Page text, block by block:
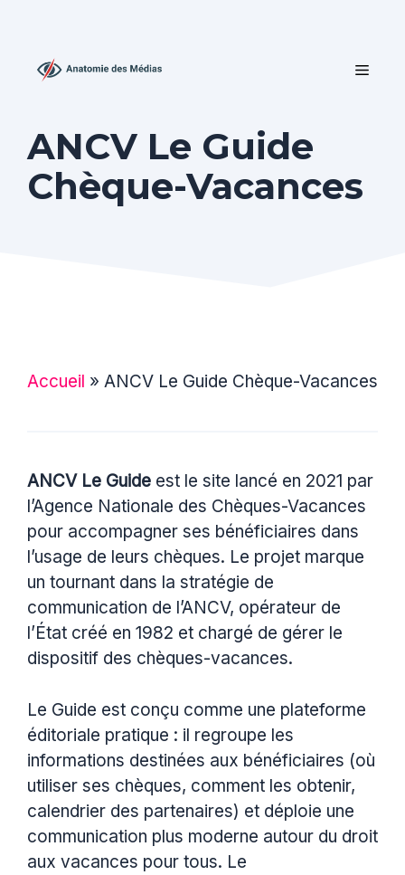
contenu
ANCV Le Guide
Chèque-Vacances
Accueil » ANCV Le Guide Chèque-Vacances
ANCV Le Guide est le site lancé en 2021 par
l’Agence Nationale des Chèques-Vacances
pour accompagner ses bénéficiaires dans
l’usage de leurs chèques. Le projet marque
un tournant dans la stratégie de
communication de l’ANCV, opérateur de
l’État créé en 1982 et chargé de gérer le
dispositif des chèques-vacances.
Le Guide est conçu comme une plateforme
éditoriale pratique : il regroupe les
informations destinées aux bénéficiaires (où
utiliser ses chèques, comment les obtenir,
calendrier des partenaires) et déploie une
communication plus moderne autour du droit
aux vacances pour tous. Le